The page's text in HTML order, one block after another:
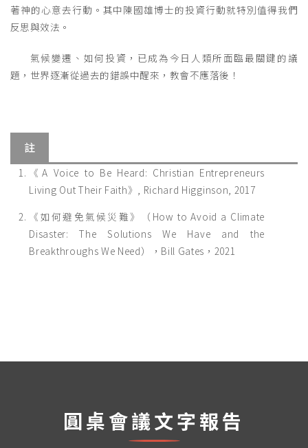
著神的心意去行動。其中陳國雄博士的投資行動就特別值得我們
反思與效法。
氣候變遷、如何投資，已成為今日人類所面臨最關鍵的議
題，世界逐漸從過去的錯誤中醒來，教會不應落後！
註
《A Voice to Be Heard: Christian Entrepreneurs
Living Out Their Faith》, Richard Higginson, 2017
《如何避免氣候災難》（How to Avoid a Climate
Disaster: The Solutions We Have and the
Breakthroughs We Need），Bill Gates，2021
圓桌會議文字報告